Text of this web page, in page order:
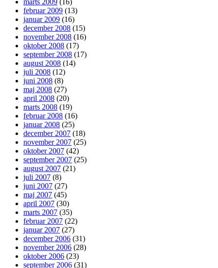
februar 2009 (13)
januar 2009 (16)
december 2008 (15)
november 2008 (16)
oktober 2008 (17)
september 2008 (17)
august 2008 (14)
juli 2008 (12)
juni 2008 (8)
maj 2008 (27)
april 2008 (20)
marts 2008 (19)
februar 2008 (16)
januar 2008 (25)
december 2007 (18)
november 2007 (25)
oktober 2007 (42)
september 2007 (25)
august 2007 (21)
juli 2007 (8)
juni 2007 (27)
maj 2007 (45)
april 2007 (30)
marts 2007 (35)
februar 2007 (22)
januar 2007 (27)
december 2006 (31)
november 2006 (28)
oktober 2006 (23)
september 2006 (31)